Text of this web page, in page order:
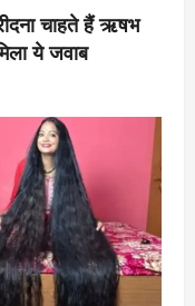
चाहते हैं ऋषभ
ये जवाब